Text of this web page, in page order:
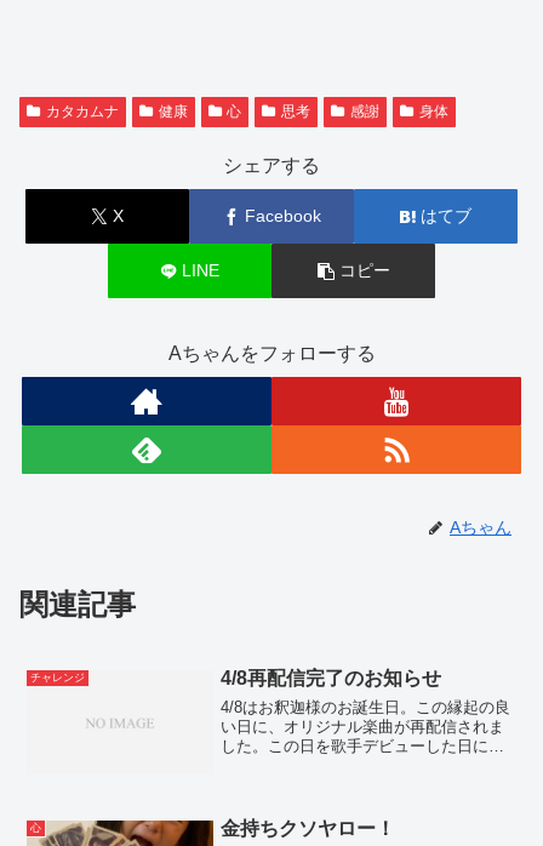
カタカムナ 健康 心 思考 感謝 身体
シェアする
X Facebook はてブ
LINE コピー
Aちゃんをフォローする
Aちゃん
関連記事
チャレンジ 4/8再配信完了のお知らせ
4/8はお釈迦様のお誕生日。この縁起の良
い日に、オリジナル楽曲が再配信されま
した。この日を歌手デビューした日にし
ついて書いています。
心 金持ちクソヤロー！